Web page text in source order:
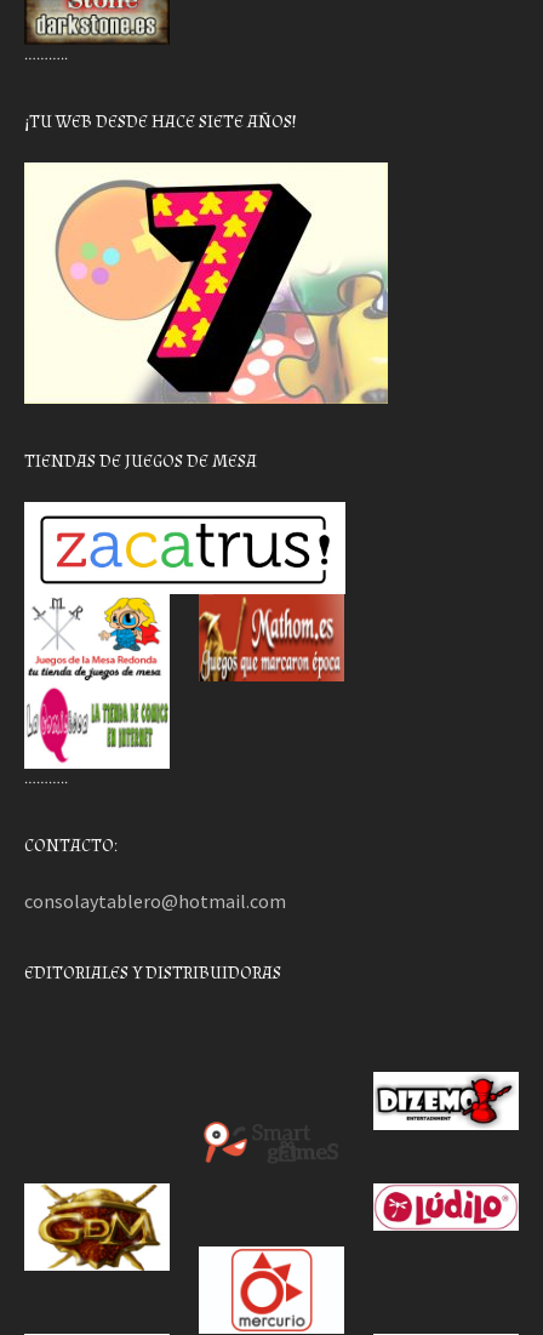
………..
¡TU WEB DESDE HACE SIETE AÑOS!
TIENDAS DE JUEGOS DE MESA
………..
CONTACTO:
consolaytablero@hotmail.com
EDITORIALES Y DISTRIBUIDORAS